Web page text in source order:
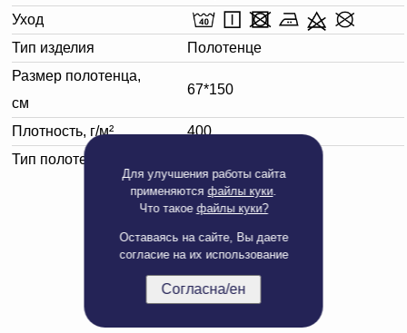
Для улучшения работы сайта
применяютсяфайлы куки.
Что такое файлы куки?
Оставаясь на сайте, Вы даете
согласие на их использование
Согласна/ен
Уход
Тип изделия
Полотенце
Размер полотенца,
см
67*150
Плотность, г/м²
400
Тип полотенца
Полная версия сайта